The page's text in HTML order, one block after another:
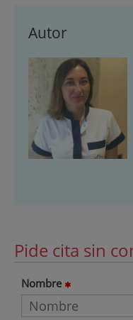
Autor
Pide cita sin
Nombre